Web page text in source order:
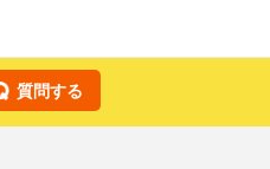
質問する